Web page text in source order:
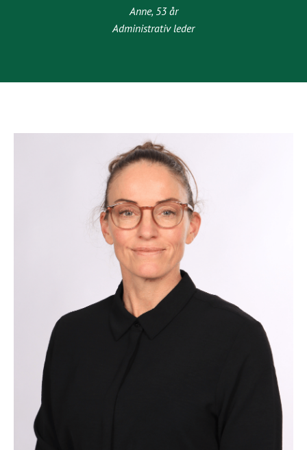
Anne, 53 år
Administrativ leder